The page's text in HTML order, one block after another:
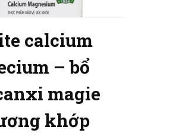
calcium
– bổ
magie
khớp